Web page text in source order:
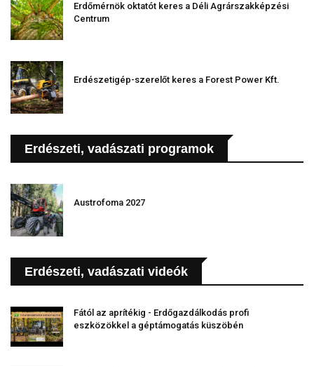
Erdőmérnök oktatót keres a Déli Agrárszakképzési
Centrum
Erdészetigép-szerelőt keres a Forest Power Kft.
Erdészeti, vadászati programok
Austrofoma 2027
Erdészeti, vadászati videók
Fától az aprítékig - Erdőgazdálkodás profi
eszközökkel a géptámogatás küszöbén